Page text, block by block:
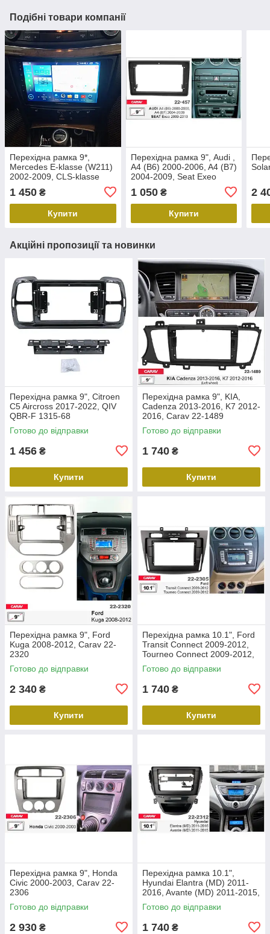
Подібні товари компанії
Перехідна рамка 9*,
Mercedes E-klasse (W211)
2002-2009, CLS-klasse
(C219) 2004-2010 Carav
22-451
1 450 ₴
Купити
Перехідна рамка 9", Audi ,
A4 (B6) 2000-2006, A4 (B7)
2004-2009, Seat Exeo
2009-2013, Carav 22-457
1 050₴
Купити
2
Акційні пропозиції та новинки
Перехідна рамка 9", Citroen
C5 Aircross 2017-2022, QIV
QBR-F 1315-68
Готово до відправки
1 456 ₴
Купити
Перехідна рамка 9", KIA,
Cadenza 2013-2016, K7 2012-
2016, Carav 22-1489
Готово до відправки
1 740 ₴
Купити
Перехідна рамка 9", Ford
Kuga 2008-2012, Carav 22-
2320
Готово до відправки
2 340 ₴
Купити
Перехідна рамка 10.1", Ford
Transit Connect 2009-2012,
Tourneo Connect 2009-2012,
Carav 22-2305
Готово до відправки
1 740 ₴
Купити
Перехідна рамка 9", Honda
Civic 2000-2003, Carav 22-
2306
Готово до відправки
2 930 ₴
Перехідна рамка 10.1",
Hyundai Elantra (MD) 2011-
2016, Avante (MD) 2011-2015,
Carav 22-2312
Готово до відправки
1 740 ₴